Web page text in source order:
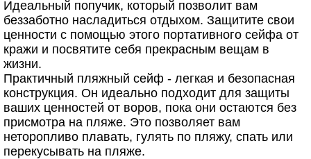
Идеальный попучик, который позволит вам
беззаботно насладиться отдыхом. Защитите свои
ценности с помощью этого портативного сейфа от
кражи и посвятите себя прекрасным вещам в
жизни.
Практичный пляжный сейф - легкая и безопасная
конструкция. Он идеально подходит для защиты
ваших ценностей от воров, пока они остаются без
присмотра на пляже. Это позволяет вам
неторопливо плавать, гулять по пляжу, спать или
перекусывать на пляже.